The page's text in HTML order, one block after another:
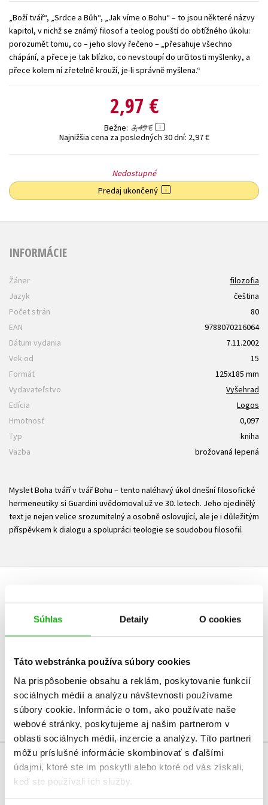
Súhlas Detaily O cookies
Táto webstránka používa súbory cookies
Na prispôsobenie obsahu a reklám, poskytovanie funkcií
sociálnych médií a analýzu návštevnosti používame
súbory cookie. Informácie o tom, ako používate naše
webové stránky, poskytujeme aj našim partnerom v
oblasti sociálnych médií, inzercie a analýzy. Títo partneri
môžu príslušné informácie skombinovať s ďalšími
údajmi, ktoré ste im poskytli alebo ktoré od vás získali,
keď ste používali ich služby.
Technické vedy
Učebnice
Umenie a kultúra
Výchova a pedagogika
Young adult
Young adult (SK)
Zdravie a životný štýl
Všetky tituly
„Boží tvář“, „Srdce a Bůh“, „Jak víme o Bohu“ – to jsou některé názvy
kapitol, v nichž se známý filosof a teolog pouští do obtížného úkolu:
porozumět tomu, co – jeho slovy řečeno – „přesahuje všechno
chápání, a přece je tak blízko, co nevstoupí do určitosti myšlenky, a
přece kolem ní zřetelně krouží, je-li správně myšlena.“
2,97 €
Bežne 3,49 €
Najnižšia cena za posledných 30 dní: 2,97 €
Nedostupné
Predaj ukončený
INFORMÁCIE
Žáner
filozofia
Jazyk
čeština
Počet strán
80
EAN
9788070216064
Dátum vydania
7.11.2002
Vek od
15
Formát
125x185 mm
Vydavateľstvo
Vyšehrad
Edícia
Logos
Hmotnosť
0,097
Typ
kniha
Väzba
brožovaná lepená
Myslet Boha tváří v tvář Bohu – tento naléhavý úkol dnešní filosofické
hermeneutiky si Guardini uvědomoval už ve 30. letech. Jeho ojedinělý
text je nejen velice srozumitelný a osobně oslovující, ale je i důležitým
příspěvkem k dialogu a spolupráci teologie se soudobou filosofií.
Žiadne užívateľské hodnotenia nie sú dostupné.
Vaše hodnotenie
Používateľskú recenziu môžu vkladať len registrovaní užívatelia
Prihlásiť
KUPUJEME S